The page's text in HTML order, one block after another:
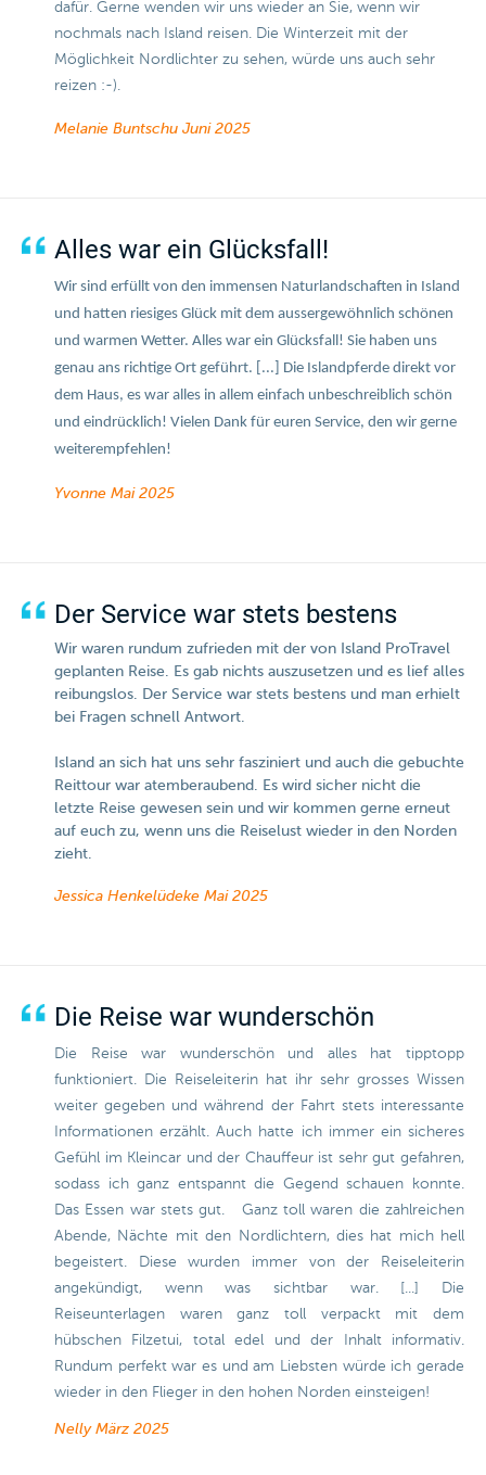
dafür. Gerne wenden wir uns wieder an Sie, wenn wir
nochmals nach Island reisen. Die Winterzeit mit der
Möglichkeit Nordlichter zu sehen, würde uns auch sehr
reizen :-).
Melanie Buntschu Juni 2025
Alles war ein Glücksfall!
Wir sind erfüllt von den immensen Naturlandschaften in Island
und hatten riesiges Glück mit dem aussergewöhnlich schönen
und warmen Wetter. Alles war ein Glücksfall! Sie haben uns
genau ans richtige Ort geführt. [...] Die Islandpferde direkt vor
dem Haus, es war alles in allem einfach unbeschreiblich schön
und eindrücklich! Vielen Dank für euren Service, den wir gerne
weiterempfehlen!
Yvonne Mai 2025
Der Service war stets bestens
Wir waren rundum zufrieden mit der von Island ProTravel
geplanten Reise. Es gab nichts auszusetzen und es lief alles
reibungslos. Der Service war stets bestens und man erhielt
bei Fragen schnell Antwort.
Island an sich hat uns sehr fasziniert und auch die gebuchte
Reittour war atemberaubend. Es wird sicher nicht die
letzte Reise gewesen sein und wir kommen gerne erneut
auf euch zu, wenn uns die Reiselust wieder in den Norden
zieht.
Jessica Henkelüdeke Mai 2025
Die Reise war wunderschön
Die Reise war wunderschön und alles hat tipptopp
funktioniert. Die Reiseleiterin hat ihr sehr grosses Wissen
weiter gegeben und während der Fahrt stets interessante
Informationen erzählt. Auch hatte ich immer ein sicheres
Gefühl im Kleincar und der Chauffeur ist sehr gut gefahren,
sodass ich ganz entspannt die Gegend schauen konnte.
Das Essen war stets gut. Ganz toll waren die zahlreichen
Abende, Nächte mit den Nordlichtern, dies hat mich hell
begeistert. Diese wurden immer von der Reiseleiterin
angekündigt, wenn was sichtbar war. [...] Die
Reiseunterlagen waren ganz toll verpackt mit dem
hübschen Filzetui, total edel und der Inhalt informativ.
Rundum perfekt war es und am Liebsten würde ich gerade
wieder in den Flieger in den hohen Norden einsteigen!
Nelly März 2025